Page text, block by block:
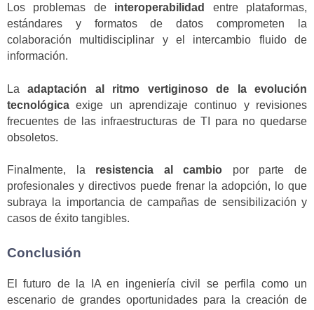
Los problemas de interoperabilidad
entre plataformas,
estándares y formatos de datos comprometen la
colaboración multidisciplinar y el intercambio fluido de
información.
Laadaptación al ritmo vertiginoso de la evolución
tecnológica exige un aprendizaje continuo y revisiones
frecuentes de las infraestructuras de TI para no quedarse
obsoletos.
Finalmente, la resistencia al cambio por parte de
profesionales y directivos puede frenar la adopción, lo que
subraya la importancia de campañas de sensibilización y
casos de éxito tangibles.
Conclusión
El futuro de la IA en ingeniería civil se perfila como un
escenario de grandes oportunidades para la creación de